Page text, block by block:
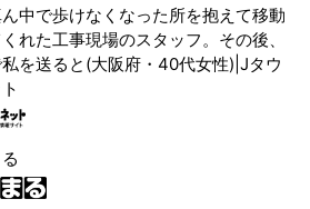
中で歩けなくなった所を抱えて移動
れた工事現場のスタッフ。その後、
を送ると(大阪府・40代女性)|Jタウ